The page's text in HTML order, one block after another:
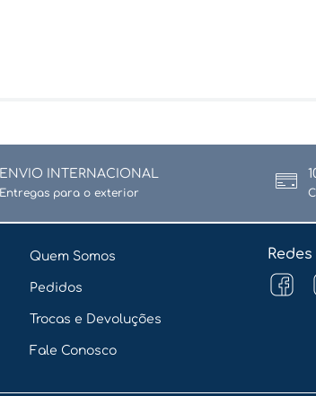
ENVIO INTERNACIONAL
Entregas para o exterior
Quem Somos
Pedidos
Trocas e Devoluções
Fale Conosco